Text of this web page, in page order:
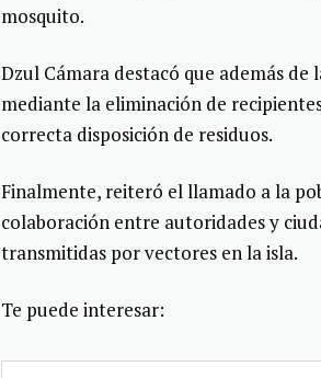
mosquito.
Dzul Cámara destacó que además
mediante la eliminación de
correcta disposición de residuos.
Finalmente, reiteró el llamado a la
colaboración entre autoridades y
transmitidas por vectores en la isla.
Te puede interesar: